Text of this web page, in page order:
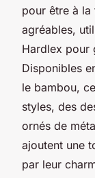
pour être à la
agréables,
Hardlex pour
Disponibles
le bambou,
styles, des
ornés de
ajoutent une
par leur